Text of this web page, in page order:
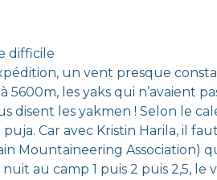
difficile
un vent presque
5600m, les yaks qui
disent les yakmen ! Selon le
Car avec Kristin Harila, il
Mountaineering
au camp 1 puis 2 puis 2,5,